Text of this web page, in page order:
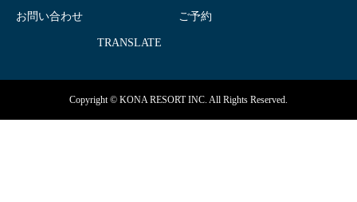
お問い合わせ ご予約
TRANSLATE
Copyright © KONA RESORT INC. All Rights Reserved.